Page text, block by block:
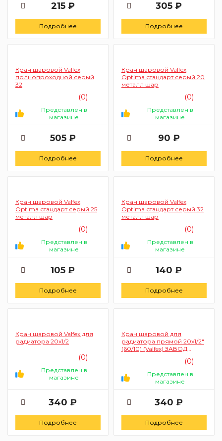
215 ₽
Подробнее
305 ₽
Подробнее
Кран шаровой Valfex
полнопроходной серый
32
(0)
Представлен в
магазине
505 ₽
Подробнее
Кран шаровой Valfex
Optima стандарт серый 20
металл шар
(0)
Представлен в
магазине
90 ₽
Подробнее
Кран шаровой Valfex
Optima стандарт серый 25
металл шар
(0)
Представлен в
магазине
105 ₽
Подробнее
Кран шаровой Valfex
Optima стандарт серый 32
металл шар
(0)
Представлен в
магазине
140 ₽
Подробнее
Кран шаровой Valfex для
радиатора 20х1/2
(0)
Представлен в
магазине
340 ₽
Подробнее
Кран шаровой для
радиатора прямой 20х1/2"
(60/10) (Valfex) ЗАВОД
(0)
Представлен в
магазине
340 ₽
Подробнее